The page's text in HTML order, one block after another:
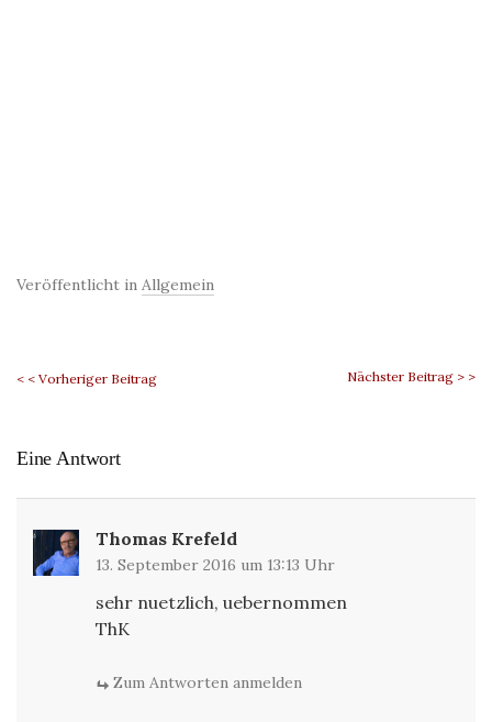
Veröffentlicht in Allgemein
< < Vorheriger Beitrag Nächster Beitrag > >
Eine Antwort
Thomas Krefeld
13. September 2016 um 13:13 Uhr
sehr nuetzlich, uebernommen
ThK
Zum Antworten anmelden